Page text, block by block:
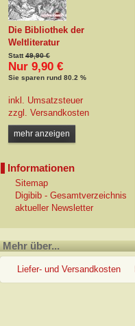
Die Bibliothek der
Weltliteratur
Statt49,90 €
Nur 9,90 €
Sie sparen rund 80.2 %
inkl. Umsatzsteuer
zzgl. Versandkosten
mehr anzeigen
Informationen
Sitemap
Digibib - Gesamtverzeichnis
aktueller Newsletter
Mehr über...
Liefer- und Versandkosten